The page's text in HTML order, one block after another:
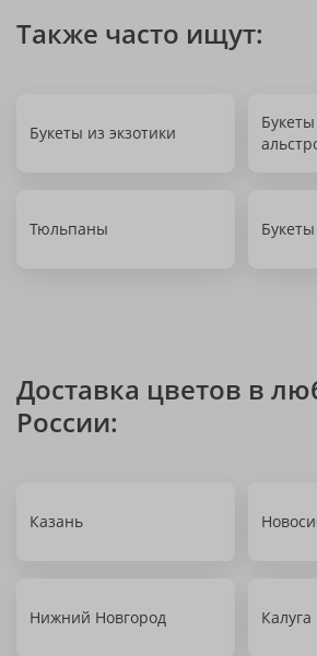
Также часто ищут:
Букеты из экзотики
Букеты
Тюльпаны
Доставка цветов в
России:
Казань
Нижний Новгород Калуга